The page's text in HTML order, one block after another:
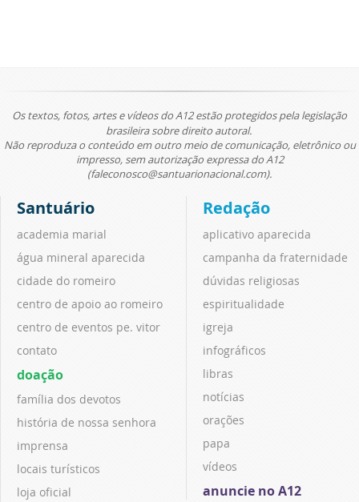
Os textos, fotos, artes e vídeos do A12 estão protegidos pela legislação
brasileira sobre direito autoral.
Não reproduza o conteúdo em outro meio de comunicação, eletrônico ou
impresso, sem autorização expressa do A12
(faleconosco@santuarionacional.com).
Santuário
academia marial
água mineral aparecida
cidade do romeiro
centro de apoio ao romeiro
centro de eventos pe. vitor
contato
doação
família dos devotos
história de nossa senhora
imprensa
locais turísticos
loja oficial
Redação
aplicativo aparecida
campanha da fraternidade
dúvidas religiosas
espiritualidade
igreja
infográficos
libras
notícias
orações
papa
vídeos
anuncie no A12